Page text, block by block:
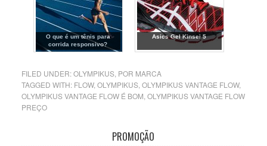
O que é um tênis para
corrida responsivo?
Asics Gel Kinsei 5
FILED UNDER:OLYMPIKUS, POR MARCA
TAGGED WITH: FLOW, OLYMPIKUS, OLYMPIKUS VANTAGE FLOW,
OLYMPIKUS VANTAGE FLOW É BOM OLYMPIKUS VANTAGE FLOW
PREÇO
PROMOÇÃO